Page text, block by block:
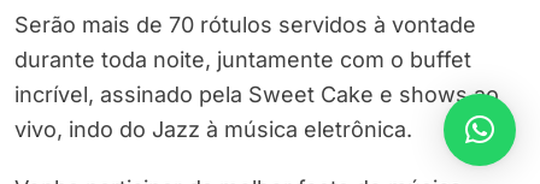
Serão mais de 70 rótulos servidos à vontade
durante toda noite, juntamente com o buffet
incrível, assinado pela Sweet Cake e shows ao
vivo, indo do Jazz à música eletrônica.